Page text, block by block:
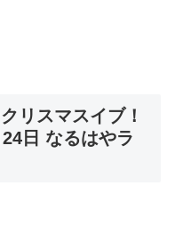
リスマスイブ！
日 なるはやラ